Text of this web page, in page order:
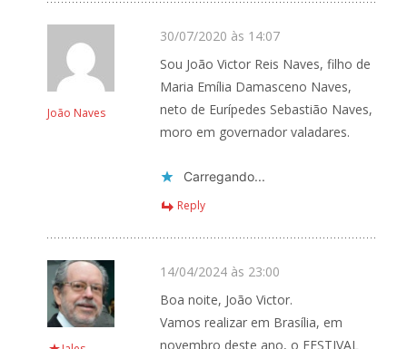
João Naves
30/07/2020 às 14:07
Sou João Victor Reis Naves, filho de
Maria Emília Damasceno Naves,
neto de Eurípedes Sebastião Naves,
moro em governador valadares.
Carregando...
Reply
14/04/2024 às 23:00
Boa noite, João Victor.
Vamos realizar em Brasília, em
novembro deste ano, o FESTIVAL